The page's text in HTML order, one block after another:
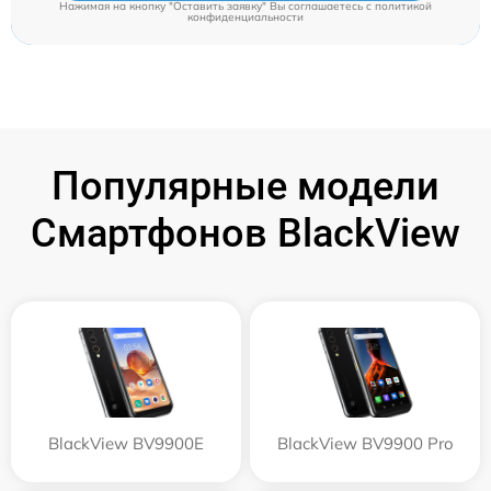
Нажимая на кнопку "Оставить заявку" Вы соглашаетесь cполитикой
конфиденциальности
Популярные модели
Смартфонов BlackView
BlackView BV9900E BlackView BV9900 Pro